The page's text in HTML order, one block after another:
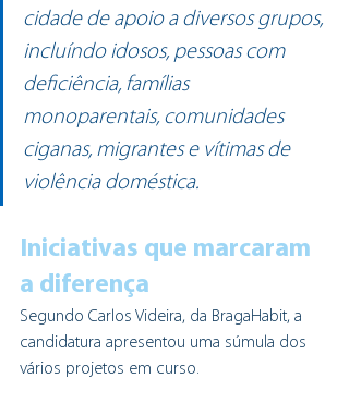
cidade de apoio a diversos grupos,
incluíndo idosos, pessoas com
deficiência, famílias
monoparentais, comunidades
ciganas, migrantes e vítimas de
violência doméstica.
Iniciativas que marcaram
a diferença
Segundo Carlos Videira, da BragaHabit, a
candidatura apresentou uma súmula dos
vários projetos em curso.